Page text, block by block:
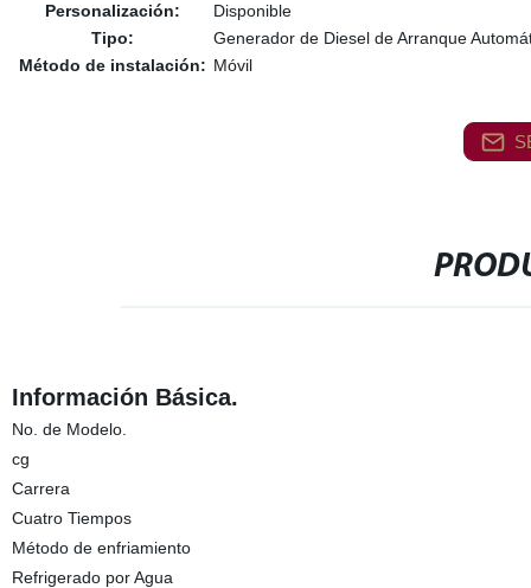
Personalización:
Disponible
Tipo:
Generador de Diesel de Arranque
Método de instalación: Móvil
Información Básica.
No. de Modelo.
cg
Carrera
Cuatro Tiempos
Método de enfriamiento
Refrigerado por Agua